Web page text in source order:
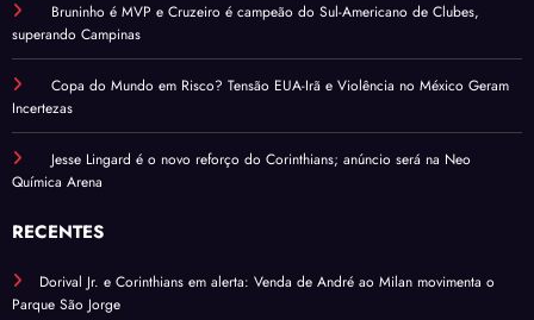
Bruninho é MVP e Cruzeiro é campeão do Sul-Americano de Clubes,
superando Campinas
Copa do Mundo em Risco? Tensão EUA-Irã e Violência no México Geram
Incertezas
Jesse Lingard é o novo reforço do Corinthians; anúncio será na Neo
Química Arena
RECENTES
Dorival Jr. e Corinthians em alerta: Venda de André ao Milan movimenta o
Parque São Jorge